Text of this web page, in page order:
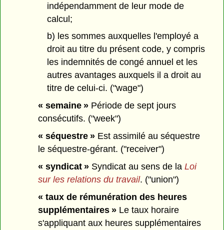
indépendamment de leur mode de
calcul;
b) les sommes auxquelles l'employé a
droit au titre du présent code, y compris
les indemnités de congé annuel et les
autres avantages auxquels il a droit au
titre de celui-ci. ("wage")
« semaine » Période de sept jours
consécutifs. ("week")
« séquestre » Est assimilé au séquestre
le séquestre-gérant. ("receiver")
« syndicat » Syndicat au sens de laLoi
sur les relations du travail. ("union")
« taux de rémunération des heures
supplémentaires » Le taux horaire
s'appliquant aux heures supplémentaires